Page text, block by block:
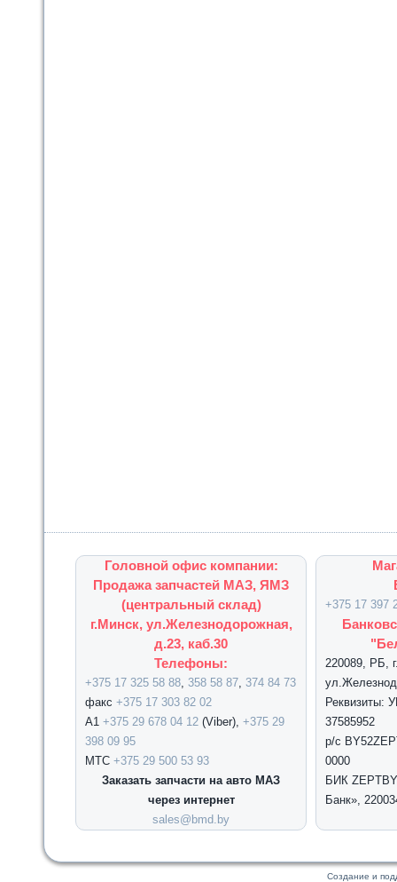
Головной офис компании:
Продажа запчастей МАЗ, ЯМЗ
(центральный склад)
г.Минск, ул.Железнодорожная,
д.23, каб.30
Телефоны:
+375 17 325 58 88, 358 58 87, 374 84 73
факс +375 17 303 82 02
А1 +375 29 678 04 12 (Viber), +375 29
398 09 95
МТС +375 29 500 53 93
Заказать запчасти на авто МАЗ
через интернет
sales@bmd.by
+375 17 397
220089, РБ,
Реквизиты:
37585952
р/с
0000
БИК
Банк»,
Создание и